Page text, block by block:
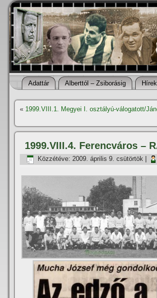
Adattár Alberttól – Zsiborásig Hí­rek
« 1999.VIII.1. Megyei I. osztályú-válogatott/
1999.VIII.4. Ferencváros –
Közzétéve: 2009. április 9. csütörtök